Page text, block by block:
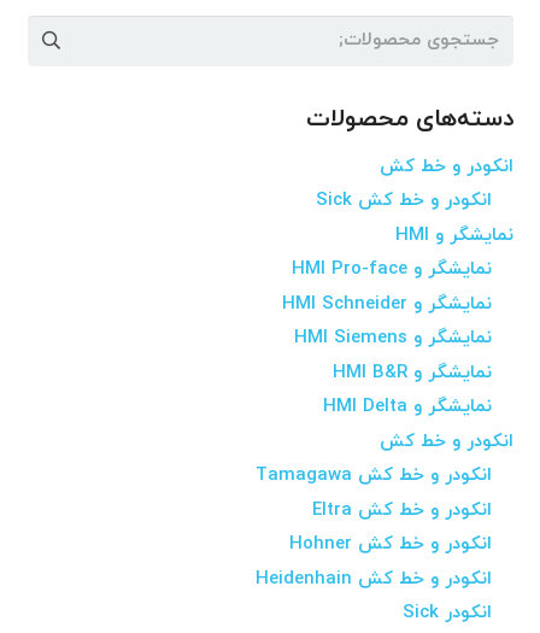
جستجو
دسته‌های محصولات
انکودر و خط کش
انکودر و خط کش Sick
نمایشگر و HMI
نمایشگر و HMI Pro-face
نمایشگر و HMI Schneider
نمایشگر و HMI Siemens
نمایشگر و HMI B&R
نمایشگر و HMI Delta
انکودر و خط کش
انکودر و خط کش Tamagawa
انکودر و خط کش Eltra
انکودر و خط کش Hohner
انکودر و خط کش Heidenhain
انکودر Sick